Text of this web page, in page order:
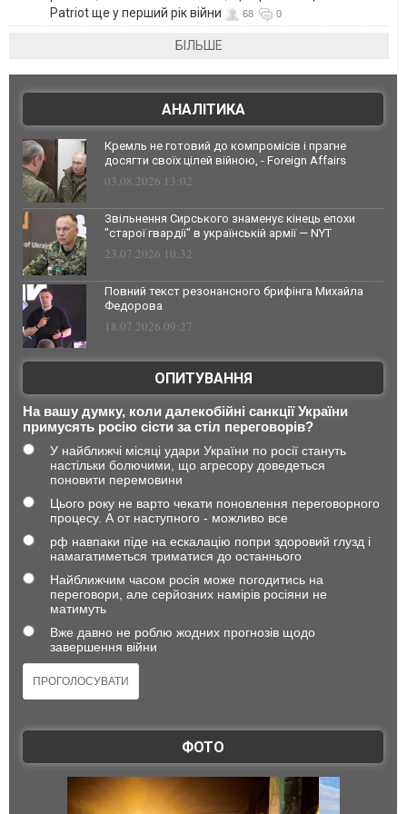
Patriot ще у перший рік війни
68 0
БІЛЬШЕ
АНАЛІТИКА
Кремль не готовий до компромісів і прагне
досягти своїх цілей війною, - Foreign Affairs
03.08.2026 13:02
Звільнення Сирського знаменує кінець епохи
"старої гвардії" в українській армії — NYT
23.07.2026 10:32
Повний текст резонансного брифінга Михайла
Федорова
18.07.2026 09:27
ОПИТУВАННЯ
На вашу думку, коли далекобійні санкції України
примусять росію сісти за стіл переговорів?
У найближчі місяці удари України по росії стануть
настільки болючими, що агресору доведеться
поновити перемовини
Цього року не варто чекати поновлення переговорного
процесу. А от наступного - можливо все
рф навпаки піде на ескалацію попри здоровий глузд і
намагатиметься триматися до останнього
Найближчим часом росія може погодитись на
переговори, але серйозних намірів росіяни не
матимуть
Вже давно не роблю жодних прогнозів щодо
завершення війни
ФОТО